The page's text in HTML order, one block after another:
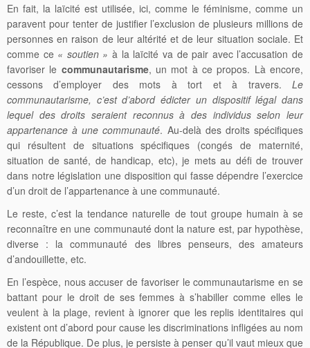
En fait, la laïcité est utilisée, ici, comme le féminisme, comme un
paravent pour tenter de justifier l’exclusion de plusieurs millions de
personnes en raison de leur altérité et de leur situation sociale. Et
comme ce « soutien » à la laïcité va de pair avec l’accusation de
favoriser le communautarisme, un mot à ce propos. Là encore,
cessons d’employer des mots à tort et à travers. Le
communautarisme, c’est d’abord édicter un dispositif légal dans
lequel des droits seraient reconnus à des individus selon leur
appartenance à une communauté. Au-delà des droits spécifiques
qui résultent de situations spécifiques (congés de maternité,
situation de santé, de handicap, etc), je mets au défi de trouver
dans notre législation une disposition qui fasse dépendre l’exercice
d’un droit de l’appartenance à une communauté.
Le reste, c’est la tendance naturelle de tout groupe humain à se
reconnaître en une communauté dont la nature est, par hypothèse,
diverse : la communauté des libres penseurs, des amateurs
d’andouillette, etc.
En l’espèce, nous accuser de favoriser le communautarisme en se
battant pour le droit de ses femmes à s’habiller comme elles le
veulent à la plage, revient à ignorer que les replis identitaires qui
existent ont d’abord pour cause les discriminations infligées au nom
de la République. De plus, je persiste à penser qu’il vaut mieux que